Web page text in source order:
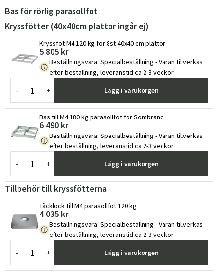
Sverige
Danmark
Norge
Bas för rörlig parasollfot
Kryssfötter (40x40cm plattor ingår ej)
Kryssfot M4 120 kg för 8st 40x40 cm plattor
5 805 kr
Beställningsvara: Specialbeställning - Varan tillverkas
efter beställning, leveranstid ca 2-3 veckor
- + Lägg i varukorgen
Bas till M4 180 kg parasollfot för Sombrano
6 490 kr
Beställningsvara: Specialbeställning - Varan tillverkas
efter beställning, leveranstid ca 2-3 veckor
- + Lägg i varukorgen
Tillbehör till kryssfötterna
Täcklock till M4 parasollfot 120 kg
4 035 kr
Beställningsvara: Specialbeställning - Varan tillverkas
efter beställning, leveranstid ca 2-3 veckor
- + Lägg i varukorgen